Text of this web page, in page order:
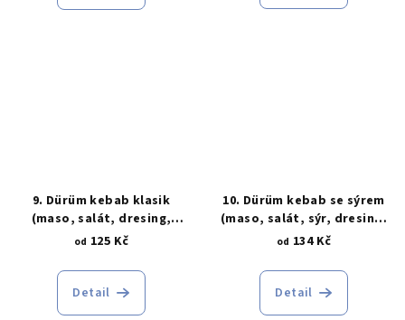
9. Dürüm kebab klasik
(maso, salát, dresing,
tortilla)
od 125 Kč
Detail
10. Dürüm kebab se sýrem
(maso, salát, sýr, dresing,
tortilla)
od 134 Kč
Detail